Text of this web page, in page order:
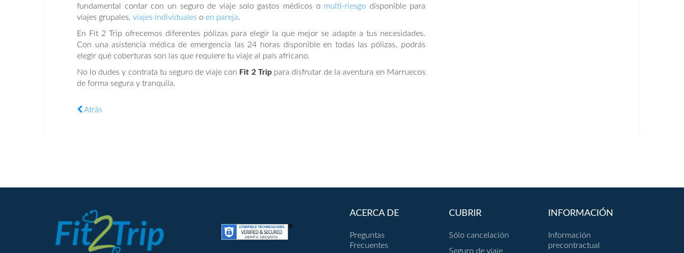
fundamental contar con un seguro de viaje solo gastos médicos o multi-riesgo disponible para
viajes grupales, viajes individuales o en pareja.
En Fit 2 Trip ofrecemos diferentes pólizas para elegir la que mejor se adapte a tus necesidades.
Con una asistencia médica de emergencia las 24 horas disponible en todas las pólizas, podrás
elegir qué coberturas son las que requiere tu viaje al país africano.
No lo dudes y contrata tu seguro de viaje con Fit 2 Trippara disfrutar de la aventura en Marruecos
de forma segura y tranquila.
Atrás
ACERCA DE
Preguntas
Frecuentes
CUBRIR
Sólo cancelación
Seguro de viaje
INFORMACIÓN
Información
precontractual